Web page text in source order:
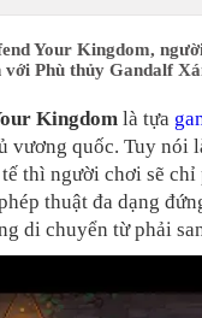
Your Kingdom,
với Phù thủy Gandalf
Kingdom là tựa
vương quốc. Tuy nói
thì người chơi sẽ
thuật đa dạng
di chuyển từ phải